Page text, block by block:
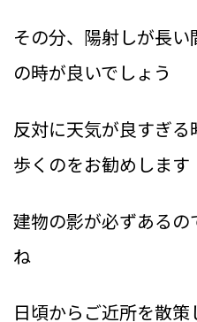
その分、陽射しが長い
の時が良いでしょう
反対に天気が良すぎ
歩くのをお勧めします
建物の影が必ずあるの
ね
日頃からご近所を散